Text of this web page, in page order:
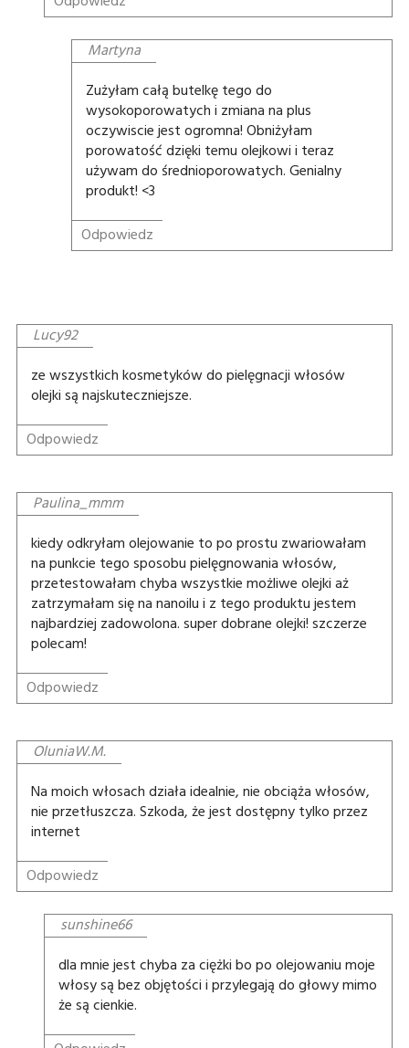
Martyna
Zużyłam całą butelkę tego do
wysokoporowatych i zmiana na plus
oczywiscie jest ogromna! Obniżyłam
porowatość dzięki temu olejkowi i teraz
używam do średnioporowatych. Genialny
produkt! <3
Odpowiedz
Lucy92
ze wszystkich kosmetyków do pielęgnacji włosów
olejki są najskuteczniejsze.
Odpowiedz
Paulina_mmm
kiedy odkryłam olejowanie to po prostu zwariowałam
na punkcie tego sposobu pielęgnowania włosów,
przetestowałam chyba wszystkie możliwe olejki aż
zatrzymałam się na nanoilu i z tego produktu jestem
najbardziej zadowolona. super dobrane olejki! szczerze
polecam!
Odpowiedz
OluniaW.M.
Na moich włosach działa idealnie, nie obciąża włosów,
nie przetłuszcza. Szkoda, że jest dostępny tylko przez
internet
Odpowiedz
sunshine66
dla mnie jest chyba za ciężki bo po olejowaniu moje
włosy są bez objętości i przylegają do głowy mimo
że są cienkie.